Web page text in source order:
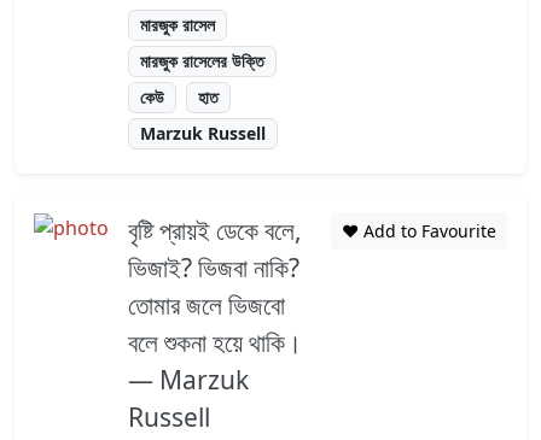
মারজুক রাসেল
মারজুক রাসেলের উক্তি
কেউ
হাত
Marzuk Russell
বৃষ্টি প্রায়ই ডেকে বলে,
ভিজাই? ভিজবা নাকি?
তোমার জলে ভিজবো
বলে শুকনা হয়ে থাকি।
― Marzuk
Russell
❤️ Add to Favourite